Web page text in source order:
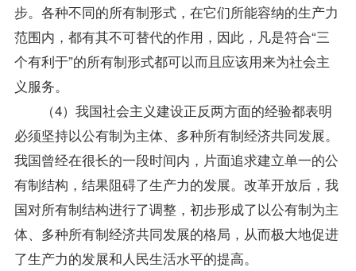
步。各种不同的所有制形式，在它们所能容纳的生产力
范围内，都有其不可替代的作用，因此，凡是符合“三
个有利于”的所有制形式都可以而且应该用来为社会主
义服务。
（4）我国社会主义建设正反两方面的经验都表明
必须坚持以公有制为主体、多种所有制经济共同发展。
我国曾经在很长的一段时间内，片面追求建立单一的公
有制结构，结果阻碍了生产力的发展。改革开放后，我
国对所有制结构进行了调整，初步形成了以公有制为主
体、多种所有制经济共同发展的格局，从而极大地促进
了生产力的发展和人民生活水平的提高。